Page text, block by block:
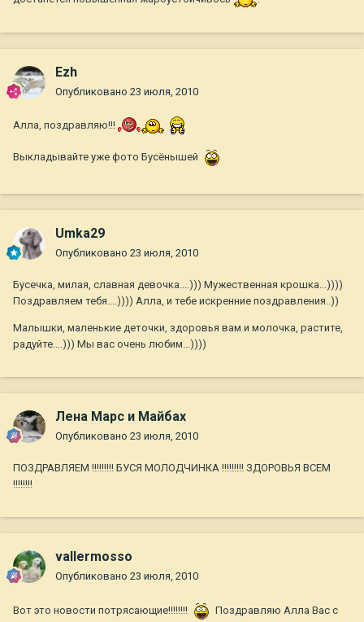
Ezh
Опубликовано 23 июля, 2010
Алла, поздравляю!!!
Выкладывайте уже фото Бусёнышей
Umka29
Опубликовано 23 июля, 2010
Бусечка, милая, славная девочка....))) Мужественная крошка...))))
Поздравляем тебя....)))) Алла, и тебе искренние поздравления..))
Малышки, маленькие деточки, здоровья вам и молочка, растите,
радуйте....))) Мы вас очень любим...))))
Лена Марс и Майбах
Опубликовано 23 июля, 2010
ПОЗДРАВЛЯЕМ !!!!!!!!! БУСЯ МОЛОДЧИНКА !!!!!!!!! ЗДОРОВЬЯ ВСЕМ
!!!!!!!!
vallermosso
Опубликовано 23 июля, 2010
Вот это новости потрясающие!!!!!!!!
Поздравляю Алла Вас с